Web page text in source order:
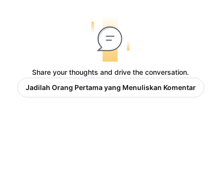
Share your thoughts and drive the conversation.
Jadilah Orang Pertama yang Menuliskan Komentar